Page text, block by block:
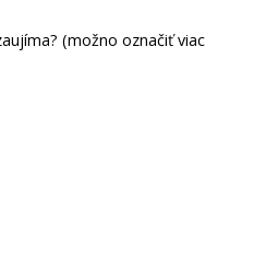
(možno označiť viac